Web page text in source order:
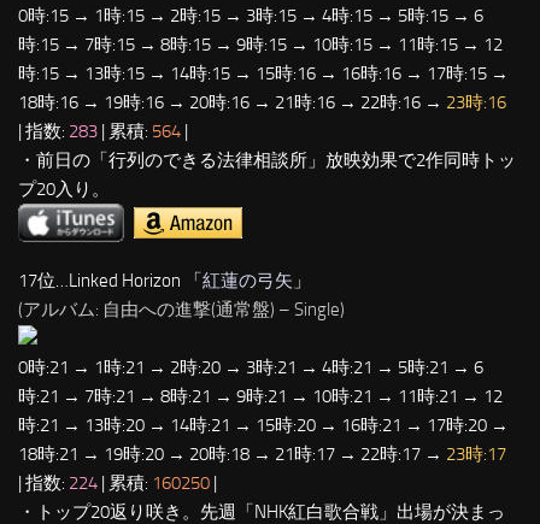
0時:15 → 1時:15 → 2時:15 → 3時:15 → 4時:15 → 5時:15 → 6
時:15 → 7時:15 → 8時:15 → 9時:15 → 10時:15 → 11時:15 → 12
時:15 → 13時:15 → 14時:15 → 15時:16 → 16時:16 → 17時:15 →
18時:16 → 19時:16 → 20時:16 → 21時:16 → 22時:16 → 23時:16
| 指数: 283 | 累積: 564 |
・前日の「行列のできる法律相談所」放映効果で2作同時トッ
プ20入り。
17位…Linked Horizon 「紅蓮の弓矢 」
(アルバム: 自由への進撃(通常盤) – Single)
0時:21 → 1時:21 → 2時:20 → 3時:21 → 4時:21 → 5時:21 → 6
時:21 → 7時:21 → 8時:21 → 9時:21 → 10時:21 → 11時:21 → 12
時:21 → 13時:20 → 14時:21 → 15時:20 → 16時:21 → 17時:20 →
18時:21 → 19時:20 → 20時:18 → 21時:17 → 22時:17 → 23時:17
| 指数: 224 | 累積: 160250 |
・トップ20返り咲き。先週「NHK紅白歌合戦」出場が決まっ